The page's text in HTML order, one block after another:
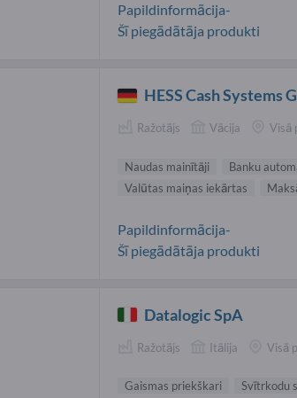
Papildinformācija-
Šī piegādātāja produkti
HESS Cash Systems
Ražotājs Vācija Visā
Naudas mainītāji Banku
Valūtas maiņas iekārtas
Papildinformācija-
Šī piegādātāja produkti
Datalogic SpA
Ražotājs Itālija Visā
Gaismas priekškari Svītrkodu